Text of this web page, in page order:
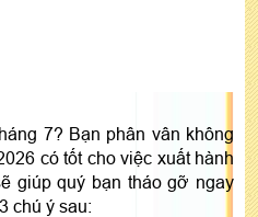
7? Bạn phân vân không
có tốt cho việc xuất hành
giúp quý bạn tháo gỡ ngay
chú ý sau: